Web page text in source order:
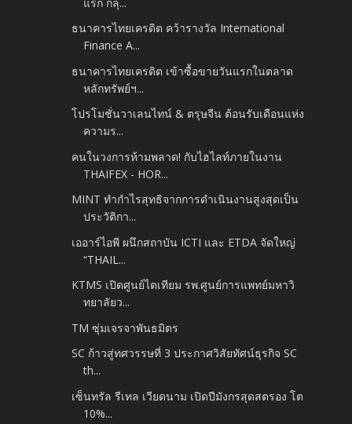
ธนาคารไทยเครดิต คว้ารางวัล International
Finance A...
ธนาคารไทยเครดิต เข้าซื้อขายวันแรกในตลาด
หลักทรัพย์ฯ...
โปรโมชั่นวาเลนไทน์ & ตรุษจีน ต้อนรับเดือนแห่ง
ความร...
คนในวงการห้ามพลาด! กับไฮไลท์ภายในงาน
THAIFEX - HOR...
MINT ทำกำไรสุทธิจากการดำเนินงานสูงสุดเป็น
ประวัติกา...
เออาร์ไอพี ผนึกสถาบัน ICTI และ ETDA จัดใหญ่
“THAIL...
KTMS เปิดศูนย์ไตเทียม รพ.ศูนย์การแพทย์มหาวิ
ทยาลัยว...
TM ซุ่มเจรจาพันธมิตร
SC ก้าวสู่ทศวรรษที่ 3 ประกาศวิสัยทัศน์ธุรกิจ SC
th...
เซ็นทรัล รีเทล เวียดนาม เปิดปีมังกรสุดสตรอง โต
10%...